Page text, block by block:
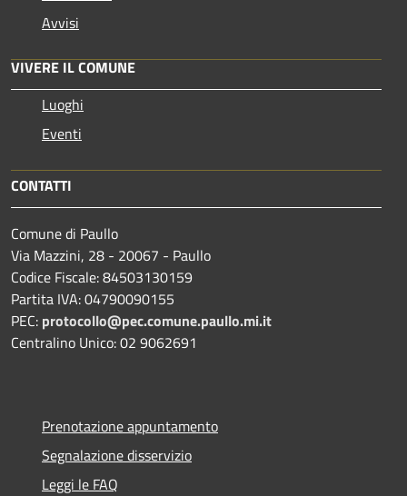
Avvisi
VIVERE IL COMUNE
Luoghi
Eventi
CONTATTI
Comune di Paullo
Via Mazzini, 28 - 20067 - Paullo
Codice Fiscale: 84503130159
Partita IVA: 04790090155
PEC: protocollo@pec.comune.paullo.mi.it
Centralino Unico: 02 9062691
Prenotazione appuntamento
Segnalazione disservizio
Leggi le FAQ